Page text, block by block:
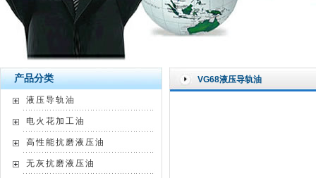
产品分类
液压导轨油
电火花加工油
高性能抗磨液压油
无灰抗磨液压油
VG68液压导轨油